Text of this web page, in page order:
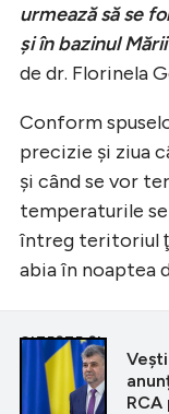
urmează să se
și în bazinul
de dr. Florinela
Conform
precizie şi ziua
şi când se vor
temperaturile se
întreg teritoriul
abia în noaptea
CITEȘTE ȘI